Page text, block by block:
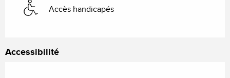
Accès handicapés
Accessibilité